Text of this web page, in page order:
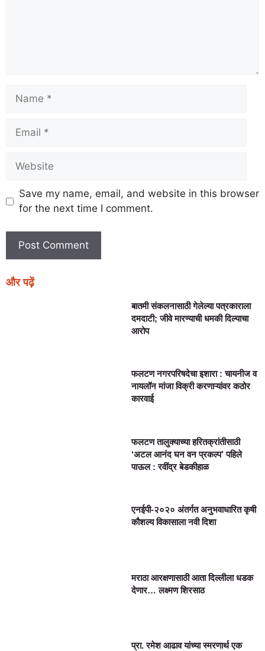
Save my name, email, and website in this browser
for the next time I comment.
और पढ़ें
बातमी संकलनासाठी गेलेल्या पत्रकाराला
दमदाटी; जीवे मारण्याची धमकी दिल्याचा
आरोप
फलटण नगरपरिषदेचा इशारा : चायनीज व
नायलॉन मांजा विक्री करणाऱ्यांवर कठोर
कारवाई
फलटण तालुक्याच्या हरितक्रांतीसाठी
‘अटल आनंद घन वन प्रकल्प’ पहिले
पाऊल : रवींद्र बेडकीहाळ
एनईपी-२०२० अंतर्गत अनुभवाधारित कृषी
कौशल्य विकासाला नवी दिशा
मराठा आरक्षणासाठी आता दिल्लीला धडक
देणार… लक्ष्मण शिरसाठ
प्रा. रमेश आढाव यांच्या स्मरणार्थ एक